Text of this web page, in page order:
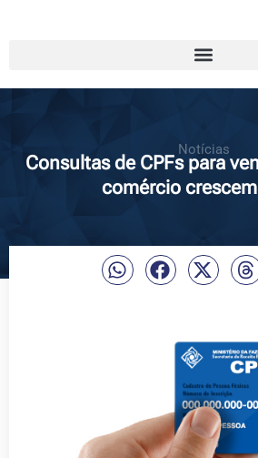
Notícias
Consultas de CPFs para
comércio